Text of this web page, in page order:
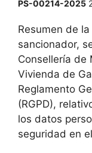
PS-00214-2025
Resumen de
sancionador,
Consellería de
Vivienda de
Reglamento
(RGPD),
los datos
seguridad en